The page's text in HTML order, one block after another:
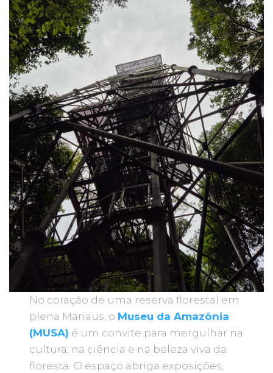
No coração de uma reserva florestal em
plena Manaus, o Museu da Amazônia
(MUSA) é um convite para mergulhar na
cultura, na ciência e na beleza viva da
floresta. O espaço abriga exposições,